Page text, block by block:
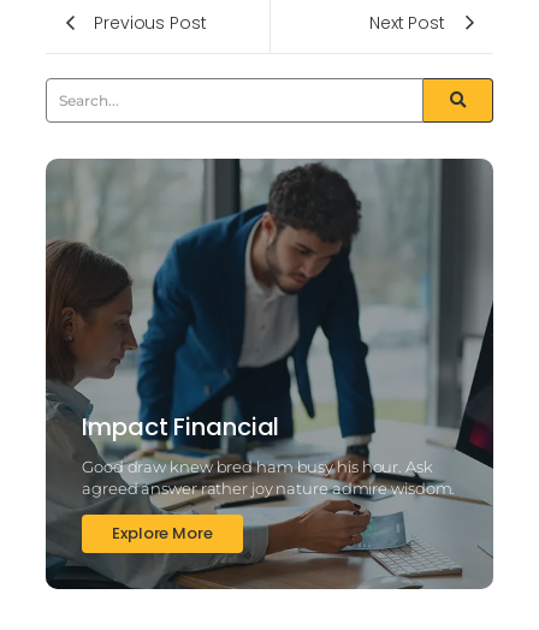
Previous Post Next Post
Impact Financial
Good draw knew bred ham busy his hour. Ask
agreed answer rather joy nature admire wisdom.
Explore More